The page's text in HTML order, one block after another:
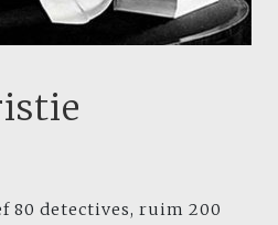
80 detectives, ruim 200